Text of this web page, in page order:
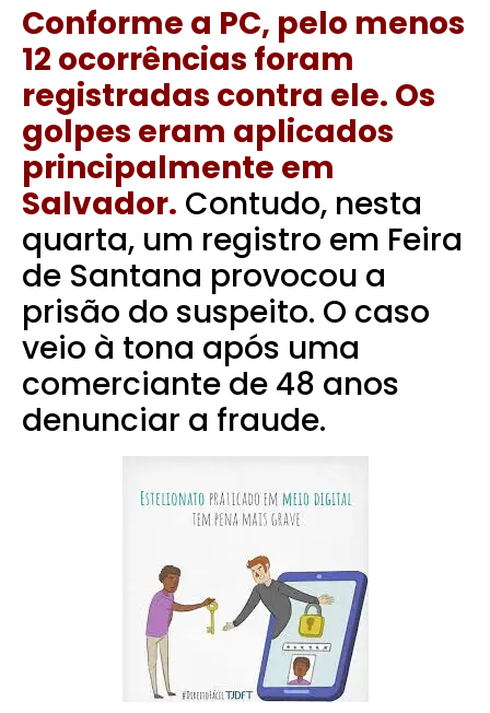
Conforme a PC, pelo menos
12 ocorrências foram
registradas contra ele. Os
golpes eram aplicados
principalmente em
Salvador. Contudo, nesta
quarta, um registro em Feira
de Santana provocou a
prisão do suspeito. O caso
veio à tona após uma
comerciante de 48 anos
denunciar a fraude.